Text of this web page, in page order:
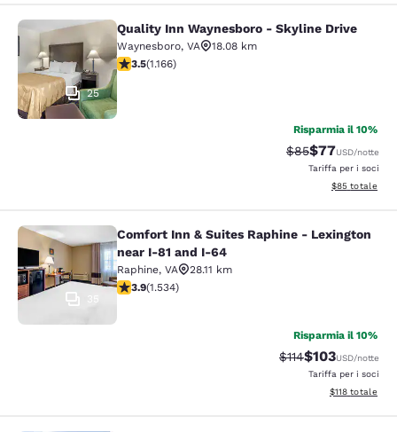
Quality Inn Waynesboro - Skyline
25
Quality Inn Waynesboro - Skyline Drive
Waynesboro, VA
18.08 km
Valutazione di 3.49 stelle. Buono. 1166 recensioni
3.5(1.166)
Risparmia il 10%
Tariffa di
$85Tariffa
$77USD/notte
Tariffa per i soci
Visualizza i
$85 totale
Comfort Inn & Suites Raphine -
Comfort Inn & Suites Raphine - Lexington
near I-81 and I-64
Raphine, VA
28.11 km
Valutazione di 3.93 stelle. Buono. 1534 recensioni
3.9(1.534)
Risparmia il 10%
Tariffa di
$114Tariffa
$103USD/notte
Tariffa per i soci
Visualizza i
$118 totale